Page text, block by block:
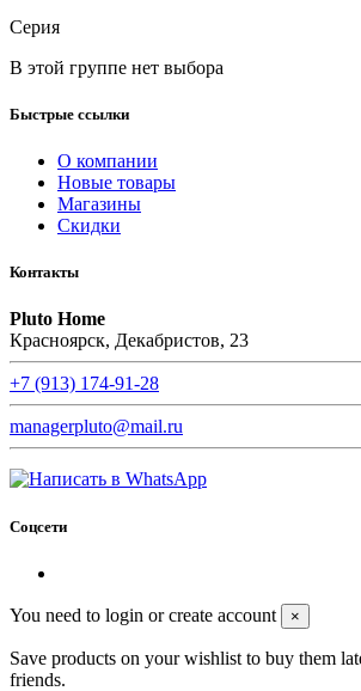
Серия
В этой группе нет выбора
Быстрые ссылки
О компании
Новые товары
Магазины
Скидки
Контакты
Pluto Home
Красноярск, Декабристов, 23
+7 (913) 174-91-28
managerpluto@mail.ru
Соцсети
You need to login or create account ×
Save products on your wishlist to buy them
friends.